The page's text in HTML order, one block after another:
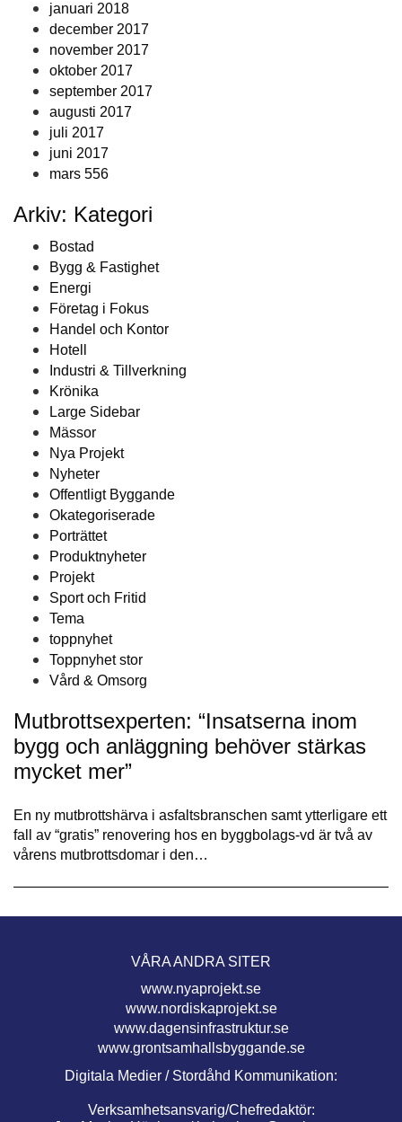
januari 2018
december 2017
november 2017
oktober 2017
september 2017
augusti 2017
juli 2017
juni 2017
mars 556
Arkiv: Kategori
Bostad
Bygg & Fastighet
Energi
Företag i Fokus
Handel och Kontor
Hotell
Industri & Tillverkning
Krönika
Large Sidebar
Mässor
Nya Projekt
Nyheter
Offentligt Byggande
Okategoriserade
Porträttet
Produktnyheter
Projekt
Sport och Fritid
Tema
toppnyhet
Toppnyhet stor
Vård & Omsorg
Mutbrottsexperten: “Insatserna inom
bygg och anläggning behöver stärkas
mycket mer”
En ny mutbrottshärva i asfaltsbranschen samt ytterligare ett
fall av “gratis” renovering hos en byggbolags-vd är två av
vårens mutbrottsdomar i den…
VÅRA ANDRA SITER
www.nyaprojekt.se
www.nordiskaprojekt.se
www.dagensinfrastruktur.se
www.grontsamhallsbyggande.se
Digitala Medier / Stordåhd Kommunikation:
Verksamhetsansvarig/Chefredaktör: